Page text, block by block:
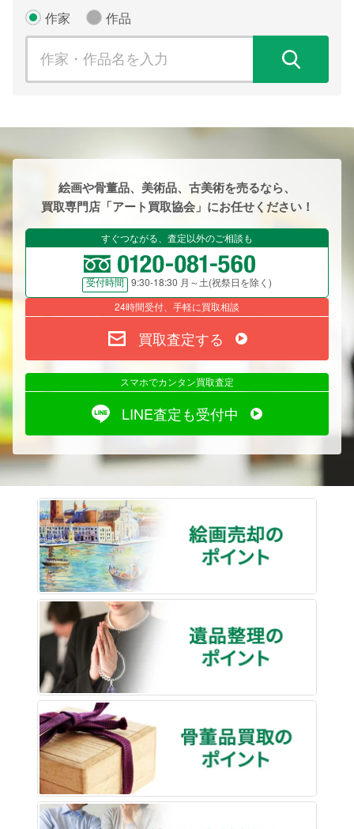
作家 作品
絵画や骨董品、美術品、古美術を売るなら、
買取専門店「アート買取協会」にお任せください！
すぐつながる、査定以外のご相談も
受付時間
9:30-18:30 月～土(祝祭日を除く)
24時間受付、手軽に買取相談
買取査定する
スマホでカンタン買取査定
LINE査定も受付中